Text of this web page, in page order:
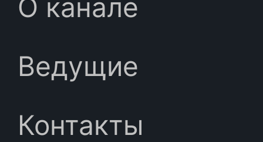
О канале
Ведущие
Контакты